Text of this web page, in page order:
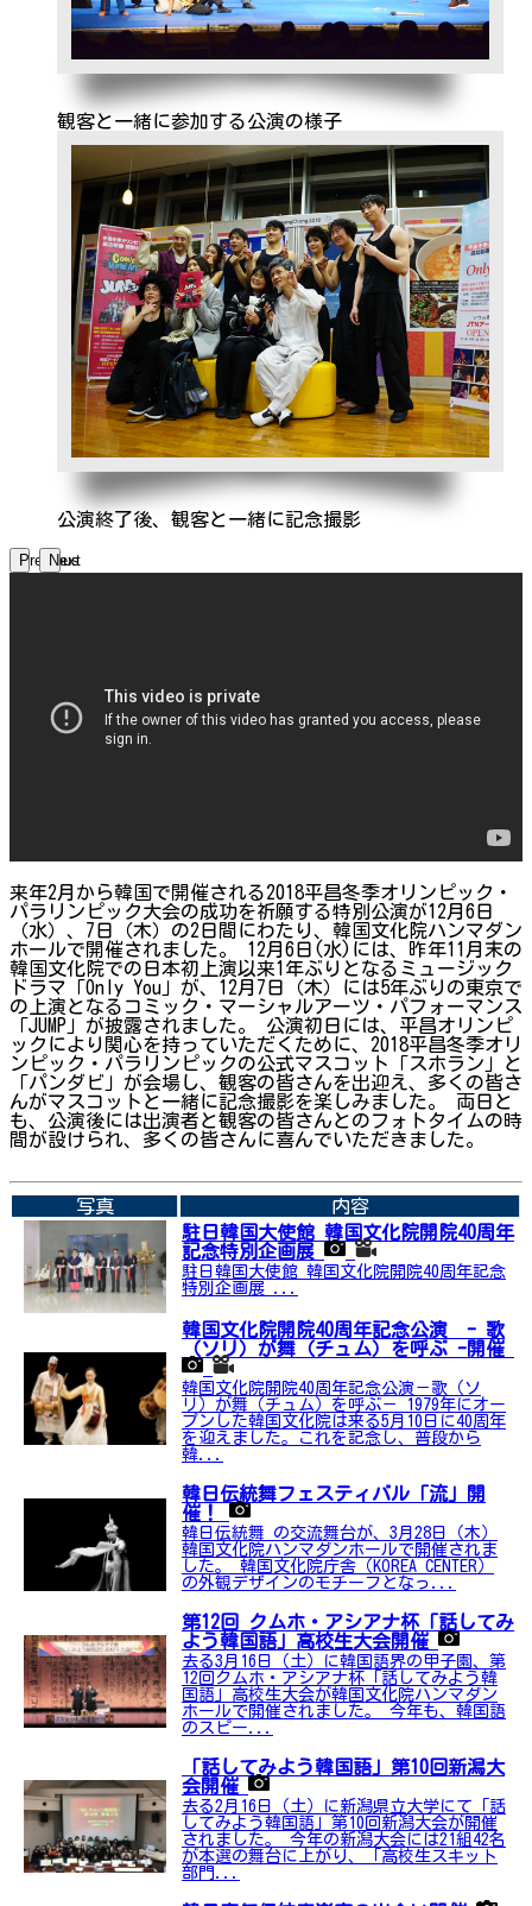
観客と一緒に参加する公演の様子
公演終了後、観客と一緒に記念撮影
Previous
Next
来年2月から韓国で開催される2018平昌冬季オリンピック・
パラリンピック大会の成功を祈願する特別公演が12月6日
（水）、7日（木）の2日間にわたり、韓国文化院ハンマダン
ホールで開催されました。 12月6日(水)には、昨年11月末の
韓国文化院での日本初上演以来1年ぶりとなるミュージック
ドラマ「Only You」が、12月7日（木）には5年ぶりの東京で
の上演となるコミック・マーシャルアーツ・パフォーマンス
「JUMP」が披露されました。 公演初日には、平昌オリンピ
ックにより関心を持っていただくために、2018平昌冬季オリ
ンピック・パラリンピックの公式マスコット「スホラン」と
「パンダビ」が会場し、観客の皆さんを出迎え、多くの皆さ
んがマスコットと一緒に記念撮影を楽しみました。 両日と
も、公演後には出演者と観客の皆さんとのフォトタイムの時
間が設けられ、多くの皆さんに喜んでいただきました。
写真
内容
駐日韓国大使館 韓国文化院開院40周年
記念特別企画展
駐日韓国大使館 韓国文化院開院40周年記念
特別企画展 ...
韓国文化院開院40周年記念公演 - 歌
（ソリ）が舞（チュム）を呼ぶ -開催
韓国文化院開院40周年記念公演－歌（ソ
リ）が舞（チュム）を呼ぶ－ 1979年にオー
プンした韓国文化院は来る5月10日に40周年
を迎えました。これを記念し、普段から
韓...
韓日伝統舞フェスティバル「流」開
催！
韓日伝統舞 の交流舞台が、3月28日（木）
韓国文化院ハンマダンホールで開催されま
した。 韓国文化院庁舎（KOREA CENTER）
の外観デザインのモチーフとなっ...
第12回 クムホ・アシアナ杯「話してみ
よう韓国語」高校生大会開催
去る3月16日（土）に韓国語界の甲子園、第
12回クムホ・アシアナ杯「話してみよう韓
国語」高校生大会が韓国文化院ハンマダン
ホールで開催されました。 今年も、韓国語
のスピー...
「話してみよう韓国語」第10回新潟大
会開催
去る2月16日（土）に新潟県立大学にて「話
してみよう韓国語」第10回新潟大会が開催
されました。 今年の新潟大会には21組42名
が本選の舞台に上がり、「高校生スキット
部門...